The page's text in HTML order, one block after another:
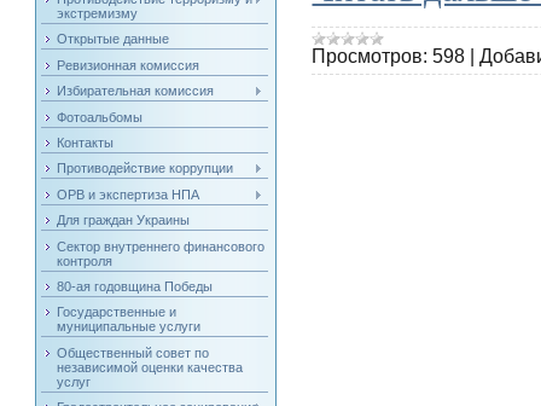
экстремизму
Открытые данные
Ревизионная комиссия
Избирательная комиссия
Фотоальбомы
Контакты
Противодействие коррупции
ОРВ и экспертиза НПА
Для граждан Украины
Сектор внутреннего финансового
контроля
80-ая годовщина Победы
Государственные и
муниципальные услуги
Общественный совет по
независимой оценки качества
услуг
Просмотров: 598 |